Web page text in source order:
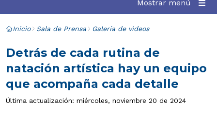
Mostrar menú
Inicio Sala de Prensa Galería de videos
Detrás de cada rutina de
natación artística hay un equipo
que acompaña cada detalle
Última actualización: miércoles, noviembre 20 de 2024